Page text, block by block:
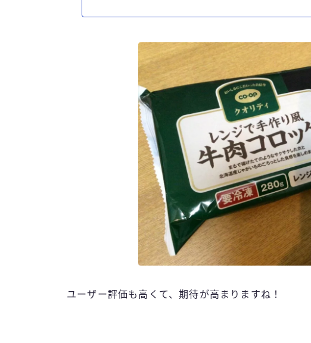
ユーザー評価も高くて、期待が高まりますね！